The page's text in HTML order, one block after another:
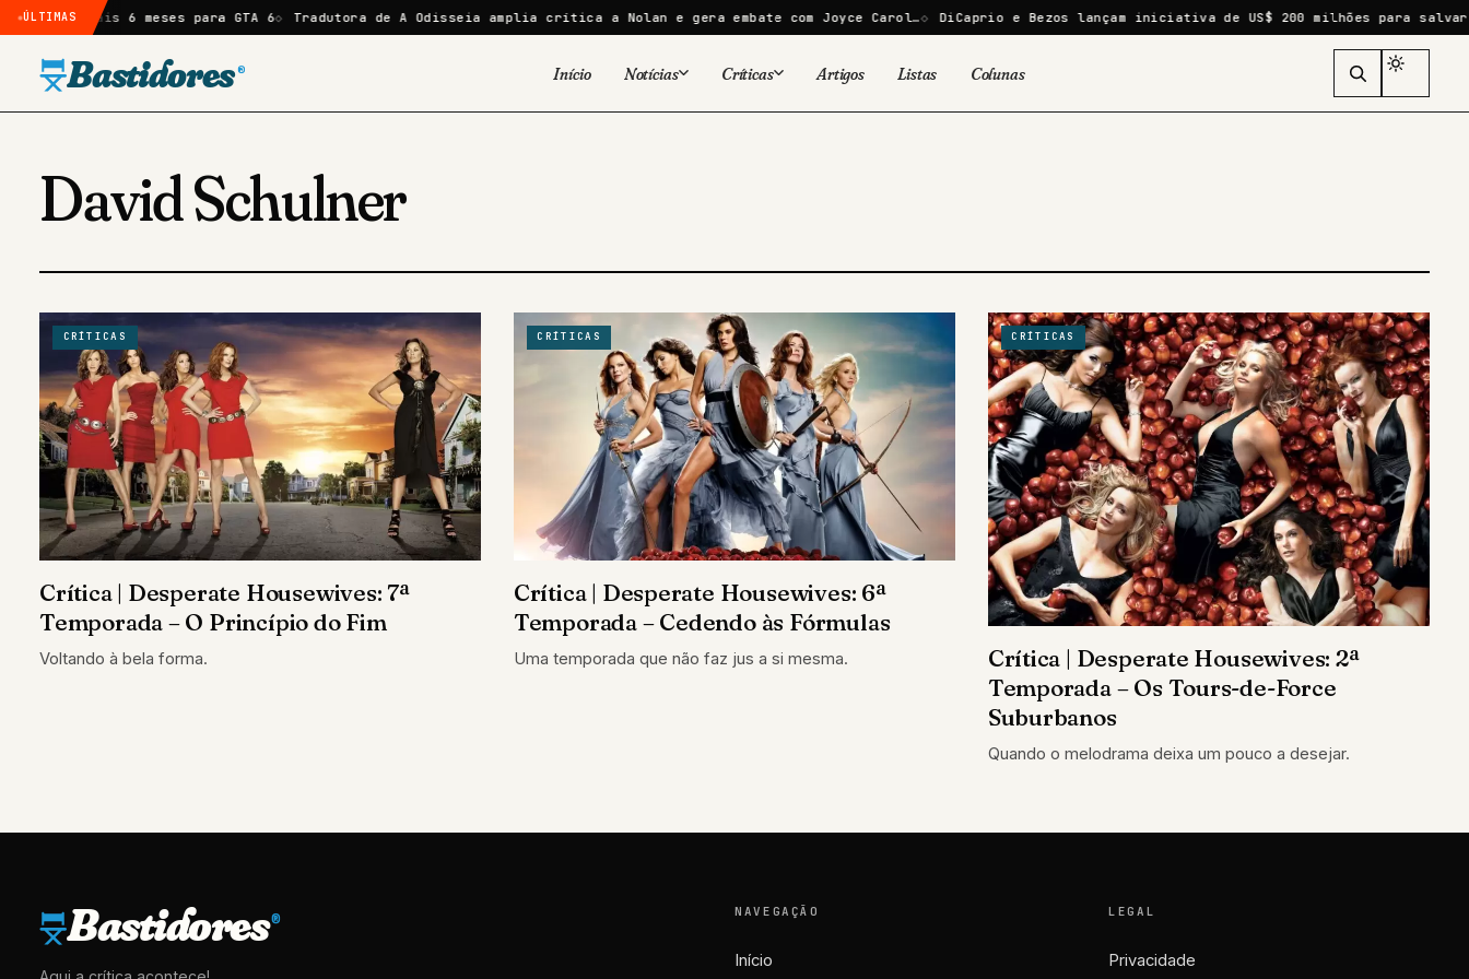
ÚLTIMAS
de mais 6 meses para GTA 6 Tradutora de A Odisseia amplia crítica a Nolan e gera embate com Joyce Carol… DiCaprio e Bezos lançam iniciativa de US$ 200 milhões para salvar
Bastidores ® Início Notícias
Quadrinhos
Famosos
Livros
Tecnologia
Críticas
Livros
Artigos Listas Colunas
David Schulner
CRÍTICAS
Crítica | Desperate Housewives: 7ª
Temporada – O Princípio do Fim
Voltando à bela forma.
CRÍTICAS
Crítica | Desperate Housewives: 6ª
Temporada – Cedendo às Fórmulas
Uma temporada que não faz jus a si mesma.
CRÍTICAS
Crítica | Desperate Housewives: 2ª
Temporada – Os Tours-de-Force
Suburbanos
Quando o melodrama deixa um pouco a desejar.
Bastidores® NAVEGAÇÃO
Início
LEGAL
Privacidade